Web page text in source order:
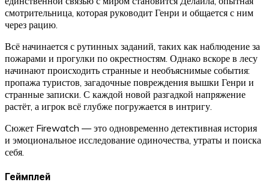
смотрительница, которая руководит Генри и общается с ним
через рацию.
Всё начинается с рутинных заданий, таких как наблюдение за
пожарами и прогулки по окрестностям. Однако вскоре в лесу
начинают происходить странные и необъяснимые события:
пропажа туристов, загадочные повреждения вышки Генри и
странные записки. С каждой новой разгадкой напряжение
растёт, а игрок всё глубже погружается в интригу.
Сюжет Firewatch — это одновременно детективная история
и эмоциональное исследование одиночества, утраты и поиска
себя.
Геймплей